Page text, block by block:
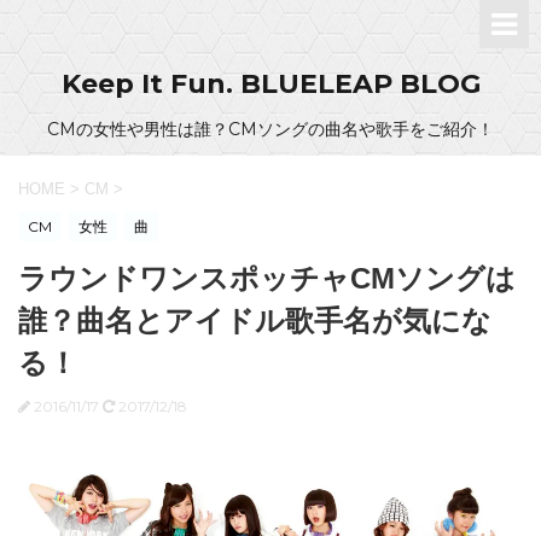
Keep It Fun. BLUELEAP BLOG
CMの女性や男性は誰？CMソングの曲名や歌手をご紹介！
HOME > CM >
CM 女性 曲
ラウンドワンスポッチャCMソングは
誰？曲名とアイドル歌手名が気にな
る！
2016/11/17 2017/12/18